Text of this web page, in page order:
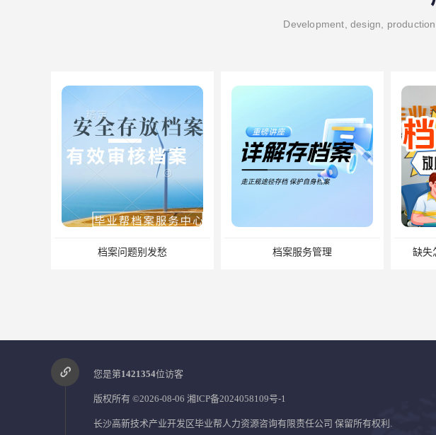
Development, design,
档案问题别发愁 档案服务管理 缺失怎么办
您是第1421354位访客
版权所有 ©2026-08-06 湘ICP备2024058109号-1
长沙高新技术产业开发区毕业帮人力资源咨询有限责任公司 保留所有权利.